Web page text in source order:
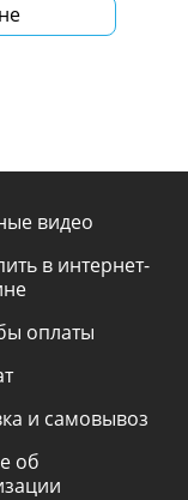
видео
в интернет-
оплаты
и самовывоз
об